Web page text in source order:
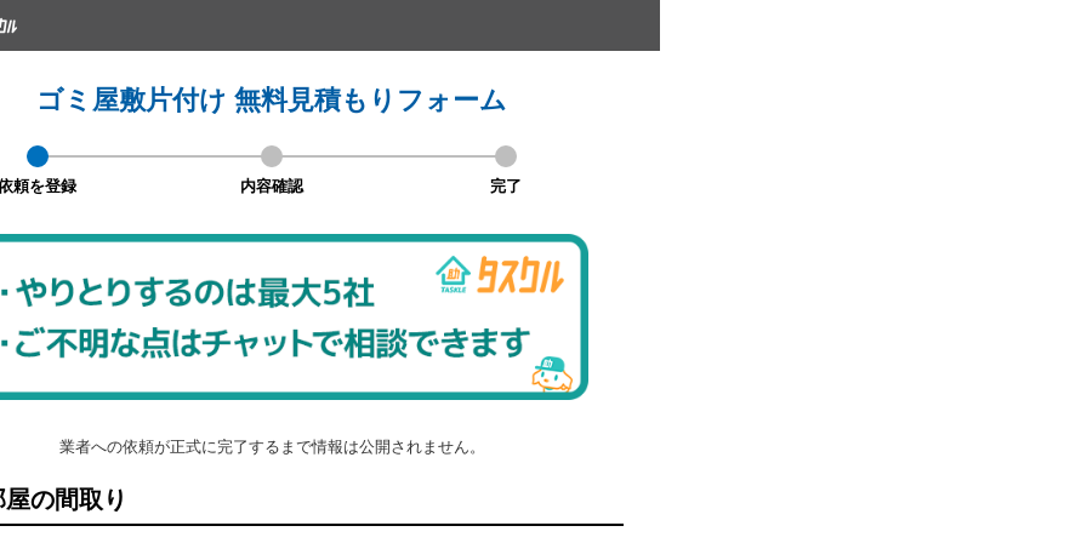
ゴミ屋敷片付け 無料見積もりフォーム
頼を登録 内容確認 完了
業者への依頼が正式に完了するまで情報は公開されません。
の間取り